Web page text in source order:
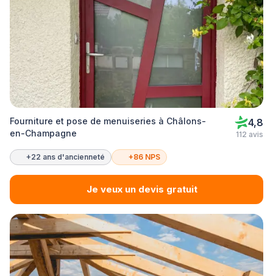
Fourniture et pose de menuiseries à Châlons-
en-Champagne
4,8
112 avis
+22 ans d'ancienneté +86 NPS
Je veux un devis gratuit